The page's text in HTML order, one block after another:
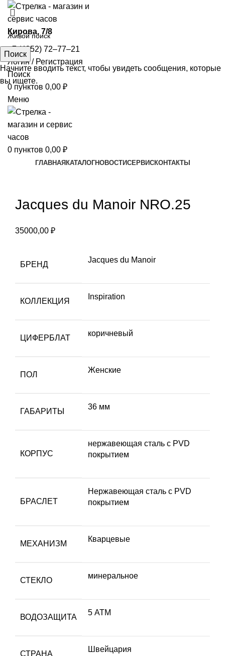
​Кирова, 7/8
+7 (4852) 72‒77‒21
Логин / Регистрация
Поиск
0 пунктов 0,00 ₽
Меню
0 пунктов 0,00 ₽
ГЛАВНАЯ КАТАЛОГНОВОСТИСЕРВИСКОНТАКТЫ
Jacques du Manoir NRO.25
35000,00 ₽
БРЕНД
Jacques du Manoir
КОЛЛЕКЦИЯ
Inspiration
ЦИФЕРБЛАТ
коричневый
ПОЛ
Женские
ГАБАРИТЫ
36 мм
КОРПУС
нержавеющая сталь с PVD
покрытием
БРАСЛЕТ
Нержавеющая сталь с PVD
покрытием
МЕХАНИЗМ
Кварцевые
СТЕКЛО
минеральное
ВОДОЗАЩИТА
5 АТМ
СТРАНА
Швейцария
Поиск
Начните вводить текст, чтобы увидеть сообщения, которые
вы ищете.